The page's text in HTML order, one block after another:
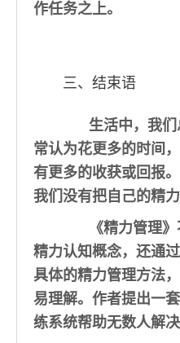
作任务之上。
三、结束语
生活中，我
常认为花更多的时间
有更多的收获或回报
我们没有把自己的精
《精力管理
精力认知概念，还通
具体的精力管理方法
易理解。作者提出一
练系统帮助无数人解决